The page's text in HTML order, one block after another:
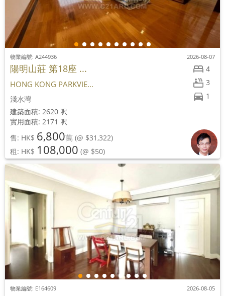
4
3
1
物業編號: A244936 2026-08-07
陽明山莊 第18座 ...
HONG KONG PARKVIE...
淺水灣
建築面積: 2620 呎
實用面積: 2171 呎
售: HK$ 6,800萬 (@ $31,322)
租: HK$ 108,000 (@ $50)
物業編號: E164609 2026-08-05